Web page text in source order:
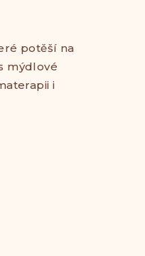
potěší na
mýdlové
i